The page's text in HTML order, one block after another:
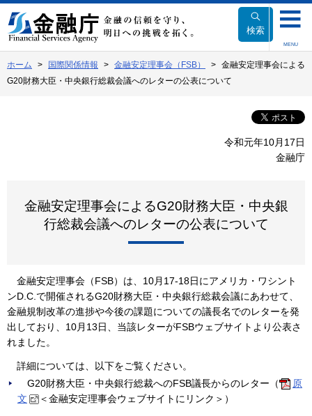
文
へ
動
検索
MENU
ホーム 国際関係情報 金融安定理事会（FSB）
金融安定理事会による
G20財務大臣・中央銀行総裁会議へのレターの公表について
令和元年10月17日
金融庁
金融安定理事会によるG20財務大臣・中央銀
行総裁会議へのレターの公表について
金融安定理事会（FSB）は、10月17-18日にアメリカ・ワシント
ンD.C.で開催されるG20財務大臣・中央銀行総裁会議にあわせて、
金融規制改革の進捗や今後の課題についての議長名でのレターを発
出しており、10月13日、当該レターがFSBウェブサイトより公表さ
れました。
詳細については、以下をご覧ください。
G20財務大臣・中央銀行総裁へのFSB議長からのレター（
原
文
＜金融安定理事会ウェブサイトにリンク＞）